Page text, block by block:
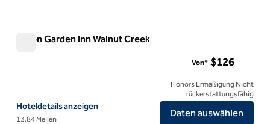
Hilton Garden Inn Walnut Creek
Hoteldetails für das Hilton Garden Inn Walnut Creek anzeigen
Hoteldetails anzeigen
13,84 Meilen
Von* $126
Honors Ermäßigung Nicht
rückerstattungsfähig
Daten auswählen